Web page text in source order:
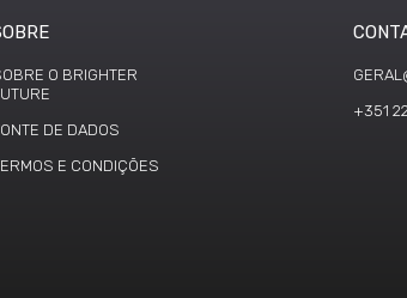
O BRIGHTER
DE DADOS
E CONDIÇÕES
+351